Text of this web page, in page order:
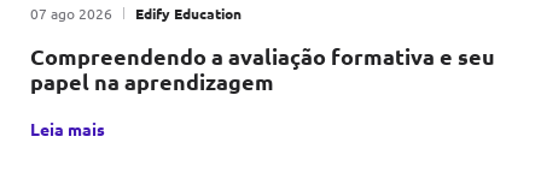
Compreendendo a avaliação formativa e seu
papel na aprendizagem
Publicado em
07 ago 2026 | por
Edify Education
Leia mais